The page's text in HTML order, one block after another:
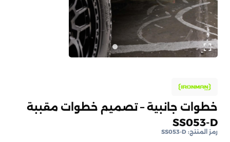
خطوات جانبية – تصميم خطوات مقببة
SS053-D
رمز المنتج: SS053-D